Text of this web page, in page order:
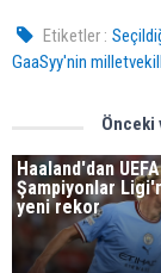
Etiketler :
GaaSyy'nin
Önceki
Haaland'dan UEFA
Şampiyonlar
yeni rekor